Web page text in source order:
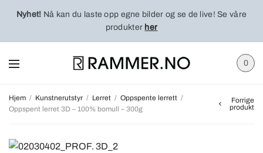
Nyhet! Nå kan du laste opp egne bilder og se de live! Se våre
produkter her
0
Hjem / Kunstnerutstyr / Lerret / Oppspente lerrett /
Oppspent lerret 3D – 100% bomull – 300g
Forrige
produkt